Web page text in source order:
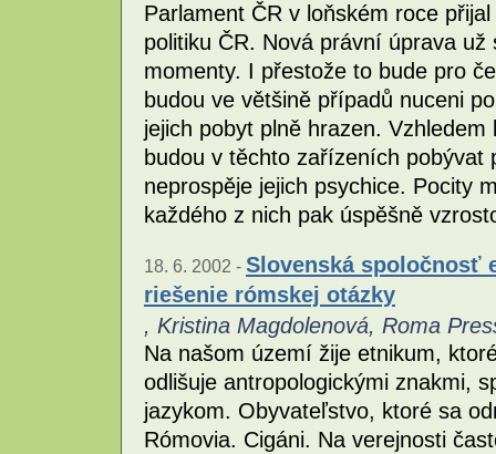
Parlament ČR v loňském roce
politiku ČR. Nová právní úprava
momenty. I přestože to bude pro
budou ve většině případů nuceni
jejich pobyt plně hrazen.
budou v těchto zařízeních
neprospěje jejich psychice. Pocity
každého z nich pak úspěšně
18. 6. 2002 - Slovenská spoločnosť
riešenie rómskej otázky
, Kristina Magdolenová, Roma
Na našom území žije etnikum,
odlišuje antropologickými znakmi,
jazykom. Obyvateľstvo, ktoré sa
Rómovia. Cigáni. Na verejnosti